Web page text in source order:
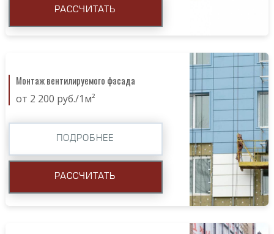
РАССЧИТАТЬ
Монтаж вентилируемого фасада
от 2 200 руб./1м²
ПОДРОБНЕЕ
РАССЧИТАТЬ